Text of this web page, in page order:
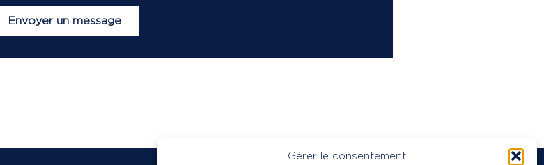
Gérer le consentement
Envoyer un message